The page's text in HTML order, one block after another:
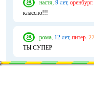
настя, 9 лет, оренбург.
классно!!!
рома, 12 лет, питер.
ТЫ СУПЕР